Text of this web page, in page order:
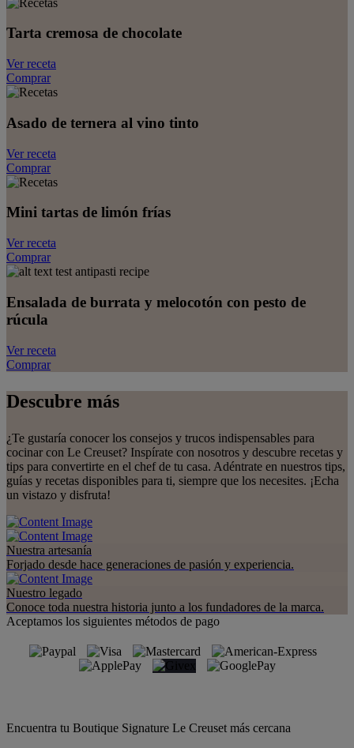
Tarta cremosa de chocolate
Ver receta
Comprar
Asado de ternera al vino tinto
Ver receta
Comprar
Mini tartas de limón frías
Ver receta
Comprar
Ensalada de burrata y melocotón con pesto de
rúcula
Ver receta
Comprar
Descubre más
¿Te gustaría conocer los consejos y trucos indispensables para
cocinar con Le Creuset? Inspírate con nosotros y descubre recetas y
tips para convertirte en el chef de tu casa. Adéntrate en nuestros tips,
guías y recetas disponibles para ti, siempre que los necesites. ¡Echa
un vistazo y disfruta!
Nuestra artesanía
Forjado desde hace generaciones de pasión y experiencia.
Nuestro legado
Conoce toda nuestra historia junto a los fundadores de la marca.
Aceptamos los siguientes métodos de pago
Encuentra tu Boutique Signature Le Creuset más cercana